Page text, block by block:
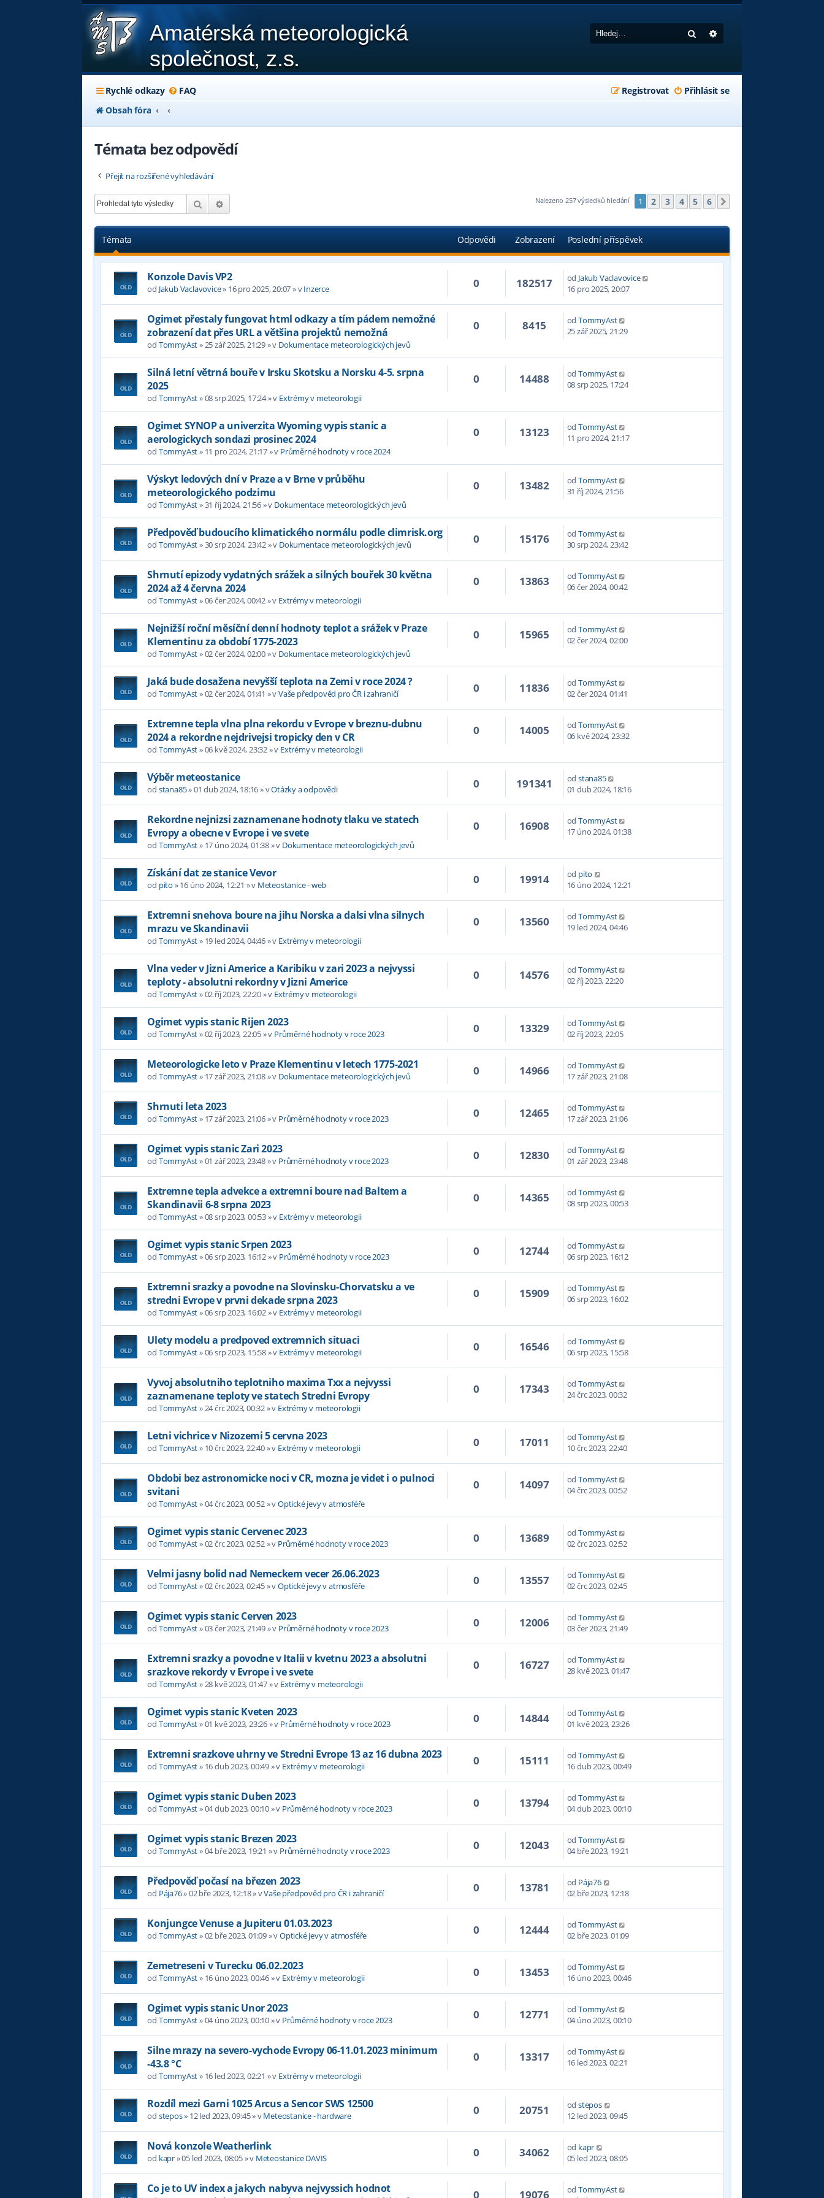
Amatérská meteorologická
společnost, z.s.
Hledat
Rychlé odkazy FAQ Přihlásit se
Registrovat
Obsah fóra
Témata bez odpovědí
Přejít na rozšířené vyhledávání
Hledat Nalezeno 257 výsledků hledání 1 2 3 4 5 6
Témata Odpovědi Zobrazení Poslední příspěvek
Konzole Davis VP2
od Jakub Vaclavovice» 16 pro 2025, 20:07» vInzerce 0 182517 od Jakub Vaclavovice
16 pro 2025, 20:07
Ogimet přestaly fungovat html odkazy a tím pádem nemožné
zobrazení dat přes URL a většina projektů nemožná
od TommyAst»25 zář 2025, 21:29» v Dokumentace meteorologických jevů
0 8415 od TommyAst
25 zář 2025, 21:29
Silná letní větrná bouře v Irsku Skotsku a Norsku 4-5. srpna
2025
od TommyAst»08 srp 2025, 17:24» v Extrémy v meteorologii
0 14488 od TommyAst
08 srp 2025, 17:24
Ogimet SYNOP a univerzita Wyoming vypis stanic a
aerologickych sondazi prosinec 2024
od TommyAst» 11 pro 2024, 21:17» v Průměrné hodnoty v roce 2024
0 13123 od TommyAst
11 pro 2024, 21:17
Výskyt ledových dní v Praze a v Brne v průběhu
meteorologického podzimu
od TommyAst»31 říj 2024, 21:56» v Dokumentace meteorologických jevů
0 13482 od TommyAst
31 říj 2024, 21:56
Předpověď budoucího klimatického normálu podle climrisk.org
od TommyAst»30 srp 2024, 23:42» v Dokumentace meteorologických jevů 0 15176 od TommyAst
30 srp 2024, 23:42
Shrnutí epizody vydatných srážek a silných bouřek 30 května
2024 až 4 června 2024
od TommyAst»06 čer 2024, 00:42» v Extrémy v meteorologii
0 13863 od TommyAst
06 čer 2024, 00:42
Nejnižší roční měsíční denní hodnoty teplot a srážek v Praze
Klementinu za období 1775-2023
od TommyAst»02 čer 2024, 02:00» v Dokumentace meteorologických jevů
0 15965 od TommyAst
02 čer 2024, 02:00
Jaká bude dosažena nevyšší teplota na Zemi v roce 2024 ?
od TommyAst»02 čer 2024, 01:41 » vVaše předpověd pro ČR i zahraničí 0 11836 od TommyAst
02 čer 2024, 01:41
Extremne tepla vlna plna rekordu v Evrope v breznu-dubnu
2024 a rekordne nejdrivejsi tropicky den v CR
od TommyAst»06 kvě 2024, 23:32» v Extrémy v meteorologii
0 14005 od TommyAst
06 kvě 2024, 23:32
Výběr meteostanice
od stana85»01 dub 2024, 18:16» vOtázky a odpovědi 0 191341 od stana85
01 dub 2024, 18:16
Rekordne nejnizsi zaznamenane hodnoty tlaku ve statech
Evropy a obecne v Evrope i ve svete
od TommyAst» 17 úno 2024, 01:38» v Dokumentace meteorologických jevů
0 16908 od TommyAst
17 úno 2024, 01:38
Získání dat ze stanice Vevor
od pito »16 úno 2024, 12:21 » v Meteostanice - web 0 19914 od pito
16 úno 2024, 12:21
Extremni snehova boure na jihu Norska a dalsi vlna silnych
mrazu ve Skandinavii
od TommyAst» 19 led 2024, 04:46» v Extrémy v meteorologii
0 13560 od TommyAst
19 led 2024, 04:46
Vlna veder v Jizni Americe a Karibiku v zari 2023 a nejvyssi
teploty - absolutni rekordny v Jizni Americe
od TommyAst»02 říj 2023, 22:20» v Extrémy v meteorologii
0 14576 od TommyAst
02 říj 2023, 22:20
Ogimet vypis stanic Rijen 2023
od TommyAst»02 říj 2023, 22:05» v Průměrné hodnoty v roce 2023 0 13329 od TommyAst
02 říj 2023, 22:05
Meteorologicke leto v Praze Klementinu v letech 1775-2021
od TommyAst» 17 zář 2023, 21:08» v Dokumentace meteorologických jevů 0 14966 od TommyAst
17 zář 2023, 21:08
Shrnuti leta 2023
od TommyAst» 17 zář 2023, 21:06» v Průměrné hodnoty v roce 2023 0 12465 od TommyAst
17 zář 2023, 21:06
Ogimet vypis stanic Zari 2023
od TommyAst»01 zář 2023, 23:48» v Průměrné hodnoty v roce 2023 0 12830 od TommyAst
01 zář 2023, 23:48
Extremne tepla advekce a extremni boure nad Baltem a
Skandinavii 6-8 srpna 2023
od TommyAst»08 srp 2023, 00:53» v Extrémy v meteorologii
0 14365 od TommyAst
08 srp 2023, 00:53
Ogimet vypis stanic Srpen 2023
od TommyAst»06 srp 2023, 16:12» v Průměrné hodnoty v roce 2023 0 12744 od TommyAst
06 srp 2023, 16:12
Extremni srazky a povodne na Slovinsku-Chorvatsku a ve
stredni Evrope v prvni dekade srpna 2023
od TommyAst»06 srp 2023, 16:02» v Extrémy v meteorologii
0 15909 od TommyAst
06 srp 2023, 16:02
Ulety modelu a predpoved extremnich situaci
od TommyAst»06 srp 2023, 15:58» v Extrémy v meteorologii 0 16546 od TommyAst
06 srp 2023, 15:58
Vyvoj absolutniho teplotniho maxima Txx a nejvyssi
zaznamenane teploty ve statech Stredni Evropy
od TommyAst»24 črc 2023, 00:32» v Extrémy v meteorologii
0 17343 od TommyAst
24 črc 2023, 00:32
Letni vichrice v Nizozemi 5 cervna 2023
od TommyAst» 10 črc 2023, 22:40» v Extrémy v meteorologii 0 17011 od TommyAst
10 črc 2023, 22:40
Obdobi bez astronomicke noci v CR, mozna je videt i o pulnoci
svitani
od TommyAst»04 črc 2023, 00:52» vOptické jevy v atmosféře
0 14097 od TommyAst
04 črc 2023, 00:52
Ogimet vypis stanic Cervenec 2023
od TommyAst»02 črc 2023, 02:52» v Průměrné hodnoty v roce 2023 0 13689 od TommyAst
02 črc 2023, 02:52
Velmi jasny bolid nad Nemeckem vecer 26.06.2023
od TommyAst»02 črc 2023, 02:45» vOptické jevy v atmosféře 0 13557 od TommyAst
02 črc 2023, 02:45
Ogimet vypis stanic Cerven 2023
od TommyAst»03 čer 2023, 21:49» v Průměrné hodnoty v roce 2023 0 12006 od TommyAst
03 čer 2023, 21:49
Extremni srazky a povodne v Italii v kvetnu 2023 a absolutni
srazkove rekordy v Evrope i ve svete
od TommyAst»28 kvě 2023, 01:47» v Extrémy v meteorologii
0 16727 od TommyAst
28 kvě 2023, 01:47
Ogimet vypis stanic Kveten 2023
od TommyAst»01 kvě 2023, 23:26» v Průměrné hodnoty v roce 2023 0 14844 od TommyAst
01 kvě 2023, 23:26
Extremni srazkove uhrny ve Stredni Evrope 13 az 16 dubna 2023
od TommyAst» 16 dub 2023, 00:49» v Extrémy v meteorologii 0 15111 od TommyAst
16 dub 2023, 00:49
Ogimet vypis stanic Duben 2023
od TommyAst»04 dub 2023, 00:10» v Průměrné hodnoty v roce 2023 0 13794 od TommyAst
04 dub 2023, 00:10
Ogimet vypis stanic Brezen 2023
od TommyAst»04 bře 2023, 19:21 » v Průměrné hodnoty v roce 2023 0 12043 od TommyAst
04 bře 2023, 19:21
Předpověď počasí na březen 2023
od Pája76»02 bře 2023, 12:18» vVaše předpověd pro ČR i zahraničí 0 13781 od Pája76
02 bře 2023, 12:18
Konjungce Venuse a Jupiteru 01.03.2023
od TommyAst»02 bře 2023, 01:09» vOptické jevy v atmosféře 0 12444 od TommyAst
02 bře 2023, 01:09
Zemetreseni v Turecku 06.02.2023
od TommyAst» 16 úno 2023, 00:46» v Extrémy v meteorologii 0 13453 od TommyAst
16 úno 2023, 00:46
Ogimet vypis stanic Unor 2023
od TommyAst»04 úno 2023, 00:10» v Průměrné hodnoty v roce 2023 0 12771 od TommyAst
04 úno 2023, 00:10
Silne mrazy na severo-vychode Evropy 06-11.01.2023 minimum
-43.8 °C
od TommyAst» 16 led 2023, 02:21 » v Extrémy v meteorologii
0 13317 od TommyAst
16 led 2023, 02:21
Rozdíl mezi Garni 1025 Arcus a Sencor SWS 12500
od stepos» 12 led 2023, 09:45» vMeteostanice - hardware 0 20751 od stepos
12 led 2023, 09:45
Nová konzole Weatherlink
od kapr»05 led 2023, 08:05» v Meteostanice DAVIS 0 34062 od kapr
05 led 2023, 08:05
Co je to UV index a jakych nabyva nejvyssich hodnot 0 19076 od TommyAst